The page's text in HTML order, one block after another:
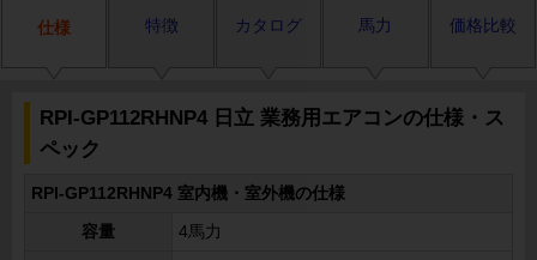
仕様 特徴 カタログ 馬力 価格比較
RPI-GP112RHNP4 日立 業務用エアコンの仕様・ス
ペック
RPI-GP112RHNP4 室内機・室外機の仕様
容量 4馬力